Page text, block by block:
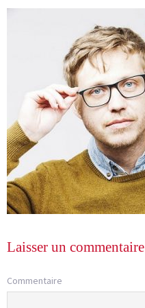
Laisser un commentaire
Commentaire